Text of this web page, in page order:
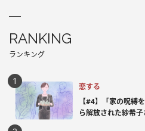
RANKING
ランキング
恋する
【#4】「家の呪縛
ら解放された紗希